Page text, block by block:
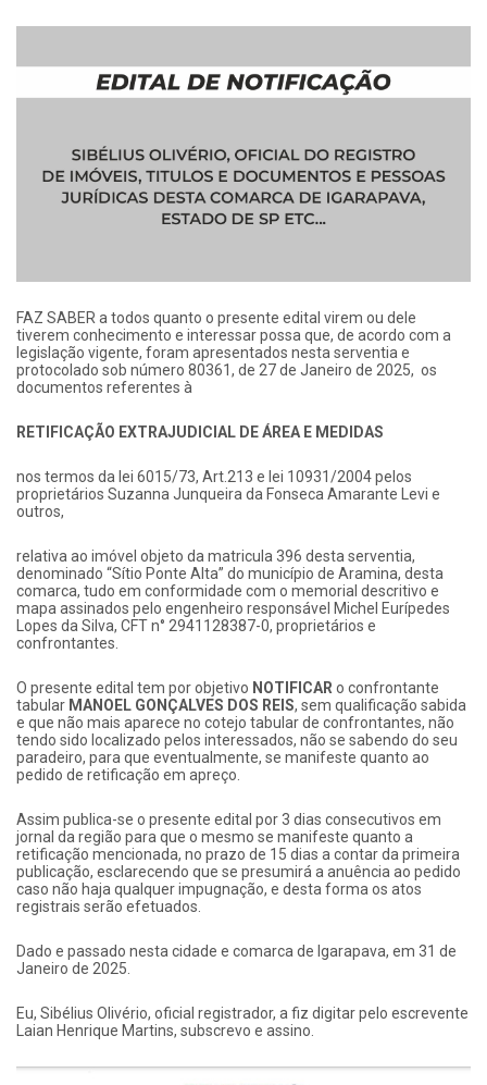
FAZ SABER a todos quanto o presente edital virem ou dele
tiverem conhecimento e interessar possa que, de acordo com a
legislação vigente, foram apresentados nesta serventia e
protocolado sob número 80361, de 27 de Janeiro de 2025, os
documentos referentes à
RETIFICAÇÃO EXTRAJUDICIAL DE ÁREA E MEDIDAS
nos termos da lei 6015/73, Art.213 e lei 10931/2004 pelos
proprietários Suzanna Junqueira da Fonseca Amarante Levi e
outros,
relativa ao imóvel objeto da matricula 396 desta serventia,
denominado “Sítio Ponte Alta” do município de Aramina, desta
comarca, tudo em conformidade com o memorial descritivo e
mapa assinados pelo engenheiro responsável Michel Eurípedes
Lopes da Silva, CFT n° 2941128387-0, proprietários e
confrontantes.
O presente edital tem por objetivo NOTIFICAR o confrontante
tabular MANOEL GONÇALVES DOS REIS, sem qualificação sabida
e que não mais aparece no cotejo tabular de confrontantes, não
tendo sido localizado pelos interessados, não se sabendo do seu
paradeiro, para que eventualmente, se manifeste quanto ao
pedido de retificação em apreço.
Assim publica-se o presente edital por 3 dias consecutivos em
jornal da região para que o mesmo se manifeste quanto a
retificação mencionada, no prazo de 15 dias a contar da primeira
publicação, esclarecendo que se presumirá a anuência ao pedido
caso não haja qualquer impugnação, e desta forma os atos
registrais serão efetuados.
Dado e passado nesta cidade e comarca de Igarapava, em 31 de
Janeiro de 2025.
Eu, Sibélius Olivério, oficial registrador, a fiz digitar pelo escrevente
Laian Henrique Martins, subscrevo e assino.